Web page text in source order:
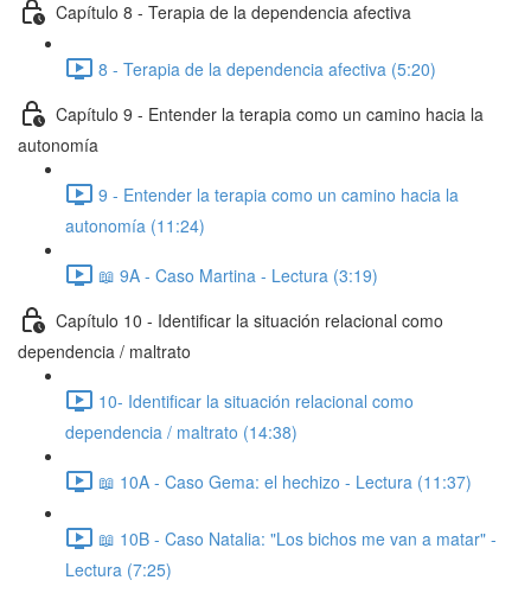
Capítulo 8 - Terapia de la dependencia afectiva
8 - Terapia de la dependencia afectiva (5:20)
Capítulo 9 - Entender la terapia como un camino hacia la
autonomía
9 - Entender la terapia como un camino hacia la
autonomía (11:24)
📖 9A - Caso Martina - Lectura (3:19)
Capítulo 10 - Identificar la situación relacional como
dependencia / maltrato
10- Identificar la situación relacional como
dependencia / maltrato (14:38)
📖 10A - Caso Gema: el hechizo - Lectura (11:37)
📖 10B - Caso Natalia: "Los bichos me van a matar" -
Lectura (7:25)